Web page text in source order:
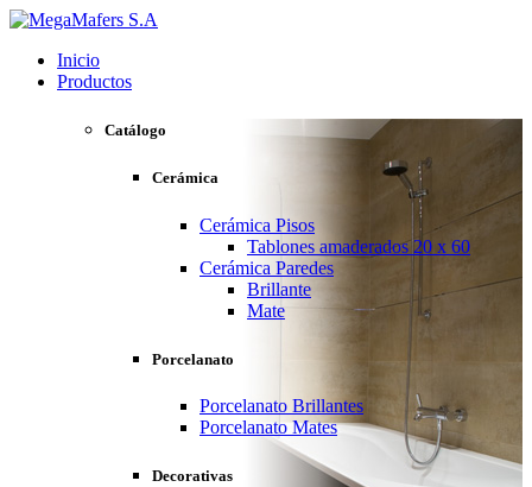
Inicio
Productos
Catálogo
Cerámica
Cerámica Pisos
Tablones amaderados 20 x 60
Cerámica Paredes
Brillante
Mate
Porcelanato
Porcelanato Brillantes
Porcelanato Mates
Decorativas